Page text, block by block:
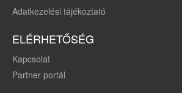
Adatkezelési tájékoztató
ELÉRHETŐSÉG
Kapcsolat
Partner portál